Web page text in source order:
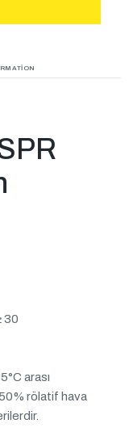
30
arası
50% rölatif hava